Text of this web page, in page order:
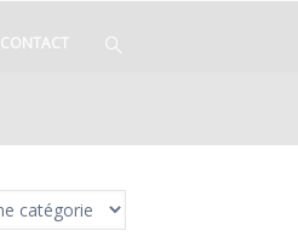
CONTACT